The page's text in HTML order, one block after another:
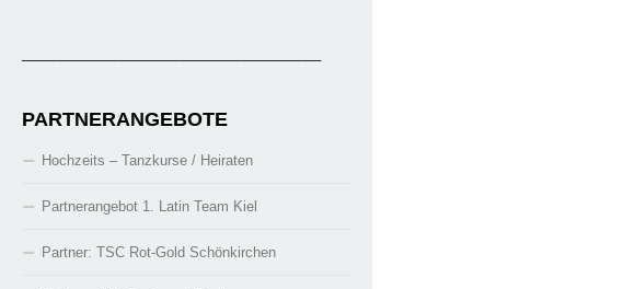
PARTNERANGEBOTE
Hochzeits – Tanzkurse / Heiraten
Partnerangebot 1. Latin Team Kiel
Partner: TSC Rot-Gold Schönkirchen